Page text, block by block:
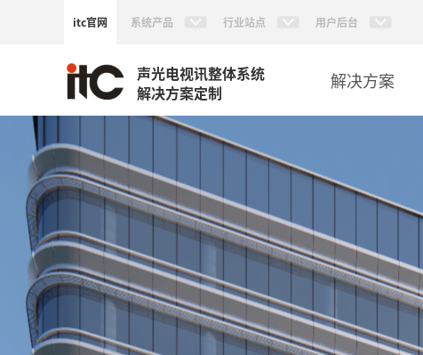
itc官网 系统产品 行业站点 用户后台
声光电视讯整体系统
解决方案定制
解决方案